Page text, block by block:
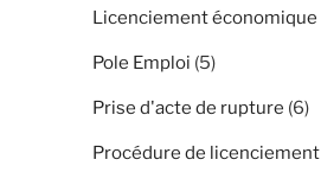
Licenciement économique
Pole Emploi (5)
Prise d'acte de rupture (6)
Procédure de licenciement